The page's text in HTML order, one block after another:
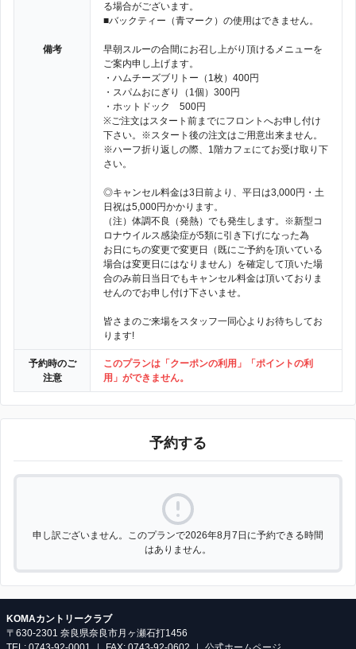
備考
る場合がございます。
■バックティー（青マーク）の使用はできません。
早朝スルーの合間にお召し上がり頂けるメニューを
ご案内申し上げます。
・ハムチーズブリトー（1枚）400円
・スパムおにぎり（1個）300円
・ホットドック 500円
※ご注文はスタート前までにフロントへお申し付け
下さい。※スタート後の注文はご用意出来ません。
※ハーフ折り返しの際、1階カフェにてお受け取り下
さい。
◎キャンセル料金は3日前より、平日は3,000円・土
日祝は5,000円かかります。
（注）体調不良（発熱）でも発生します。※新型コ
ロナウイルス感染症が5類に引き下げになった為
お日にちの変更で変更日（既にご予約を頂いている
場合は変更日にはなりません）を確定して頂いた場
合のみ前日当日でもキャンセル料金は頂いておりま
せんのでお申し付け下さいませ。
皆さまのご来場をスタッフ一同心よりお待ちしてお
ります!
予約時のご
注意
このプランは「クーポンの利用」「ポイントの利
用」ができません。
予約する
申し訳ございません。このプランで2026年8月7日に予約できる時間
はありません。
KOMAカントリークラブ
〒630-2301 奈良県奈良市月ヶ瀬石打1456